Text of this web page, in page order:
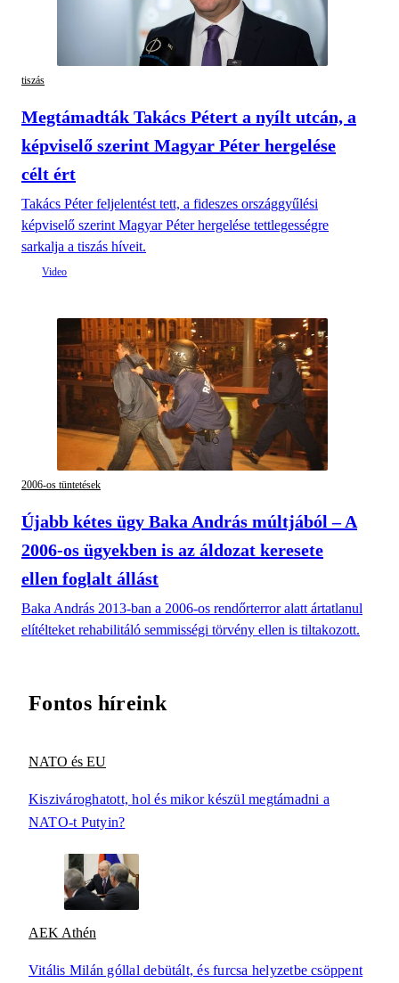
tiszás
Megtámadták Takács Pétert a nyílt utcán, a
képviselő szerint Magyar Péter hergelése
célt ért
Takács Péter feljelentést tett, a fideszes országgyűlési
képviselő szerint Magyar Péter hergelése tettlegességre
sarkalja a tiszás híveit.
2006-os tüntetések
Újabb kétes ügy Baka András múltjából – A
2006-os ügyekben is az áldozat keresete
ellen foglalt állást
Baka András 2013-ban a 2006-os rendőrterror alatt ártatlanul
elítélteket rehabilitáló semmisségi törvény ellen is tiltakozott.
Fontos híreink
NATO és EU
Kiszivároghatott, hol és mikor készül megtámadni a
NATO-t Putyin?
AEK Athén
Vitális Milán góllal debütált, és furcsa helyzetbe csöppent